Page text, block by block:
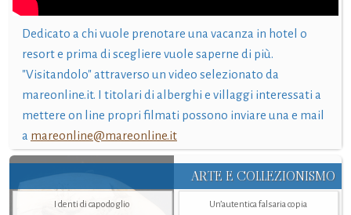
Dedicato a chi vuole prenotare una vacanza in hotel o
resort e prima di scegliere vuole saperne di più.
"Visitandolo" attraverso un video selezionato da
mareonline.it. I titolari di alberghi e villaggi interessati a
mettere on line propri filmati possono inviare una e mail
a mareonline@mareonline.it
ARTE E COLLEZIONISMO
I denti di capodoglio
Un’autentica falsaria copia